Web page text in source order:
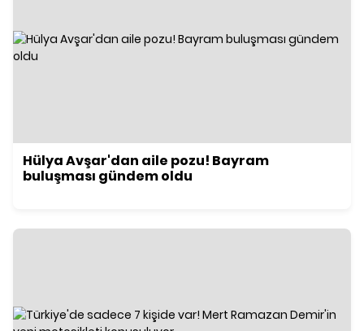
Hülya Avşar'dan aile pozu! Bayram
buluşması gündem oldu